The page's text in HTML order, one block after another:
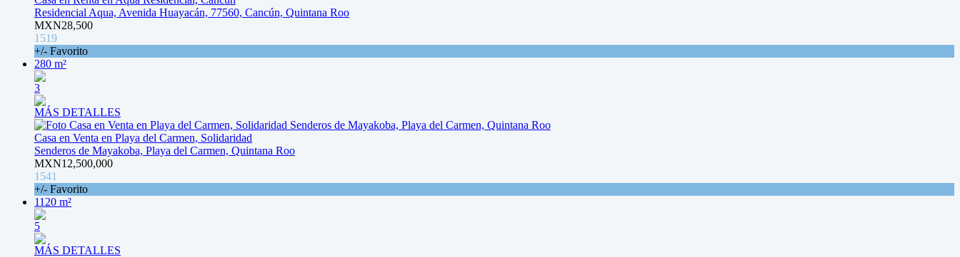
Residencial Aqua, Avenida Huayacán, 77560, Cancún, Quintana Roo
MXN28,500
1519
+/- Favorito
280 m²
3
MÁS DETALLES
Casa en Venta en Playa del Carmen, Solidaridad
Senderos de Mayakoba, Playa del Carmen, Quintana Roo
MXN12,500,000
1541
+/- Favorito
1120 m²
5
MÁS DETALLES